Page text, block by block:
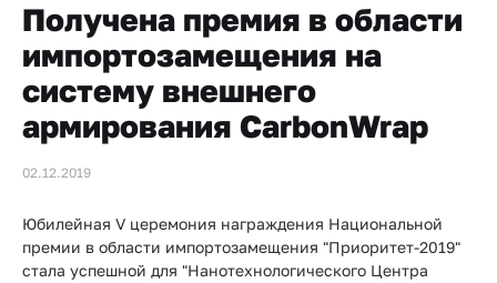
О
компании
Доставка
Оплата
товаров
Бренды
Получена премия в области
импортозамещения на
систему внешнего
армирования CarbonWrap
02.12.2019
Юбилейная V церемония награждения Национальной
премии в области импортозамещения "Приоритет-2019"
стала успешной для "Нанотехнологического Центра